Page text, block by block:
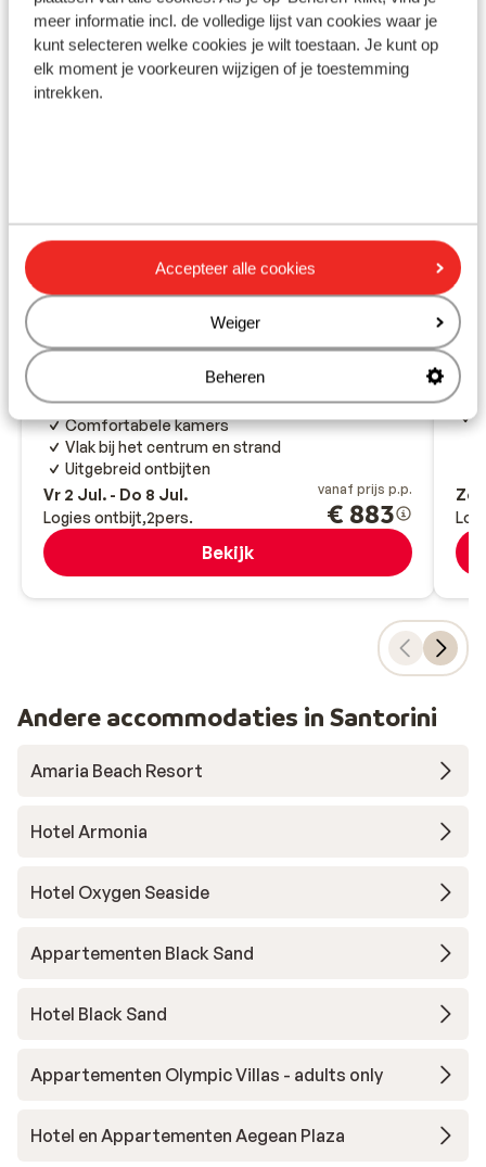
meer informatie incl. de volledige lijst van cookies waar je
kunt selecteren welke cookies je wilt toestaan. Je kunt op
elk moment je voorkeuren wijzigen of je toestemming
intrekken.
Accepteer alle cookies
Weiger
Beheren
Hotel en Appartementen
Aegean Plaza
Griekenland
Luxe uitstraling
Comfortabele kamers
Vlak bij het centrum en strand
Uitgebreid ontbijten
Vr 2 Jul. - Do 8 Jul.
Logies ontbijt 2pers.
vanaf prijs p.p.
€ 883
Bekijk
Zo
Andere accommodaties in Santorini
Amaria Beach Resort
Hotel Armonia
Hotel Oxygen Seaside
Appartementen Black Sand
Hotel Black Sand
Appartementen Olympic Villas - adults only
Hotel en Appartementen Aegean Plaza